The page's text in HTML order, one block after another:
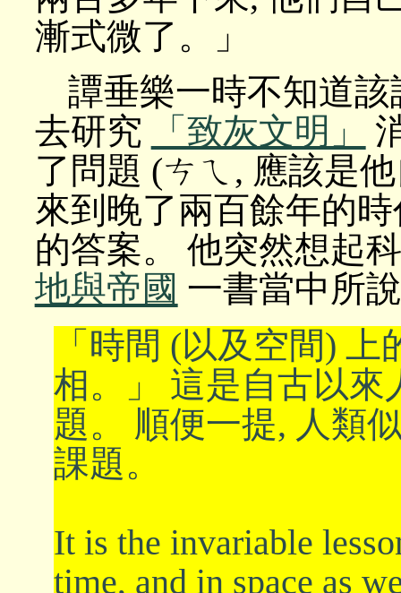
漸式微了。」
譚垂樂一時不知道
去研究
「致灰文明」
了問題 (ㄘㄟ, 應該是
來到晚了兩百餘年的
的答案。 他突然想起
地與帝國 一書當中所
「時間 (以及空間)
相。」 這是自古以來
題。 順便一提, 人類
課題。
It is the invariable
time, and in space as